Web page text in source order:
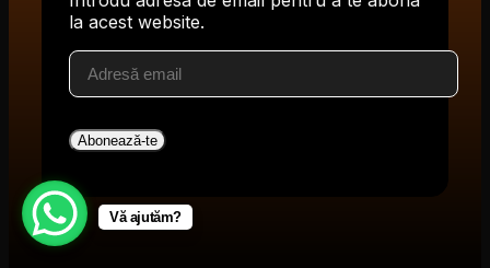
la acest website.
Adresă
email
Abonează-te
Vă ajutăm?